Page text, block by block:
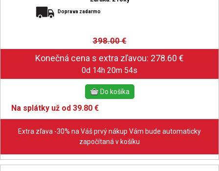
Doprava zadarmo
398.00€
0d 14h 20m 53s
Na splátky už od 39.80 €
Extra zľava -30% na Váš prvý nákup Vám bude automaticky
započítaná v košíku